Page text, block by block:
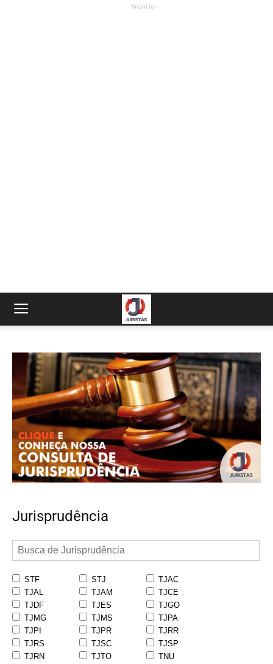
- Anúncio -
Jurisprudência
STF STJ
TJAC
TJAL
TJAM
TJCE
TJDF
TJES
TJGO
TJMG
TJMS
TJPA
TJPI
TJPR
TJRR
TJRS
TJSC
TJSP
TJRN
TJTO
TNU